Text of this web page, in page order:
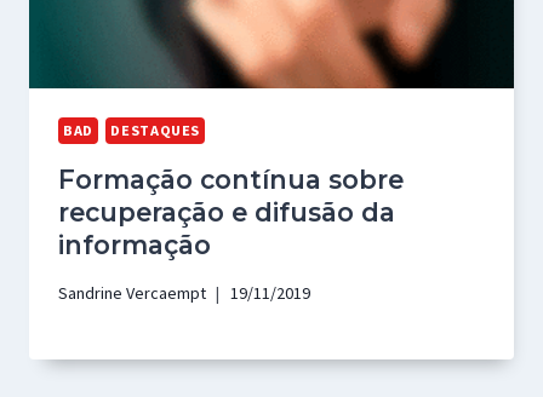
BAD DESTAQUES
Formação contínua sobre
recuperação e difusão da
informação
Sandrine Vercaempt 19/11/2019